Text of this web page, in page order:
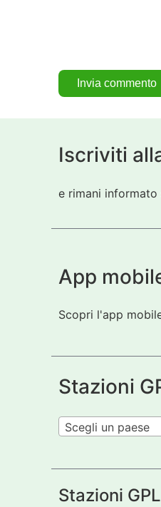
Iscriviti
e rimani informato
App
Scopri l'app
Stazioni
Scegli un paese
Stazioni GPL